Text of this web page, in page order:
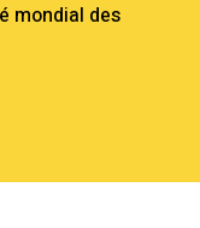
mondial des